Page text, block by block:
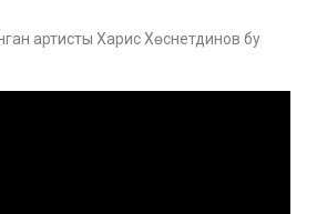
артисты Харис Хөснетдинов бу